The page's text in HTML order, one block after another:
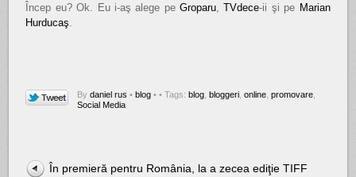
Încep eu? Ok. Eu i-aş alege peGroparu ,TVdece-ii şi pe Marian
Hurducaş
Bydaniel rus • blog • • Tags: blog, bloggeri,online,promovare,
Social Media
În premieră pentru România, la a zecea ediţie TIFF